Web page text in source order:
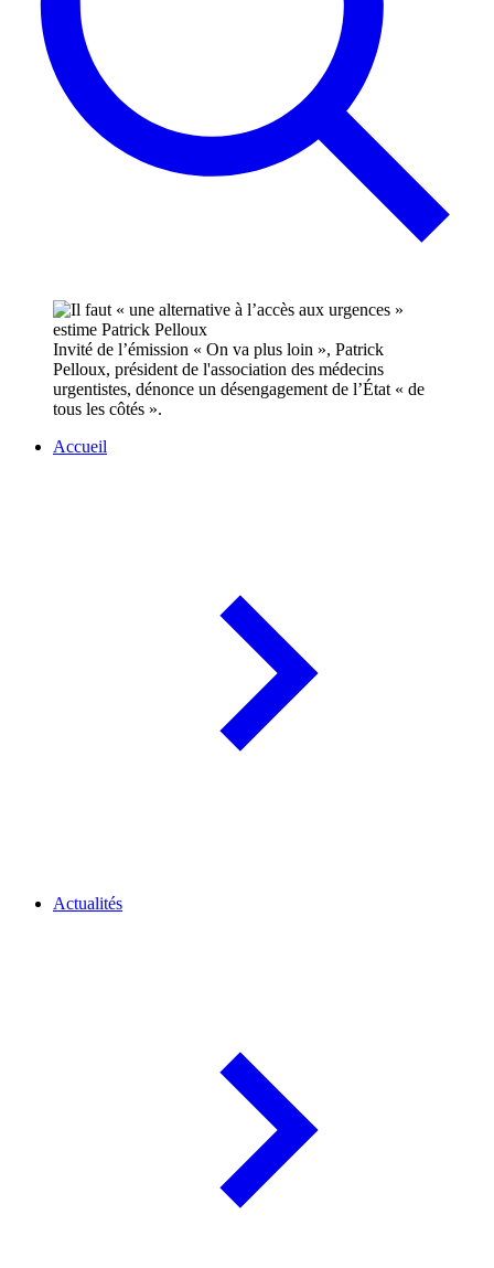
Invité de l’émission « On va plus loin », Patrick
Pelloux, président de l'association des médecins
urgentistes, dénonce un désengagement de l’État « de
tous les côtés ».
Accueil
Actualités